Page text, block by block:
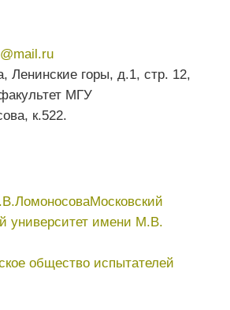
Ленинские горы, д.1, стр. 12,
МГУ
к.522.
Московский
университет имени М.В.
общество испытателей